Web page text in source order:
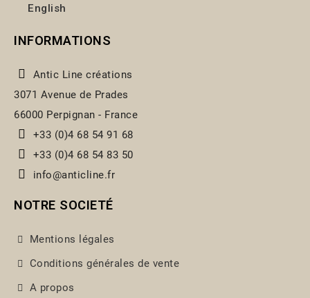
English
INFORMATIONS
Antic Line créations
3071 Avenue de Prades
66000 Perpignan - France
+33 (0)4 68 54 91 68
+33 (0)4 68 54 83 50
info@anticline.fr
NOTRE SOCIETÉ
Mentions légales
Conditions générales de vente
A propos